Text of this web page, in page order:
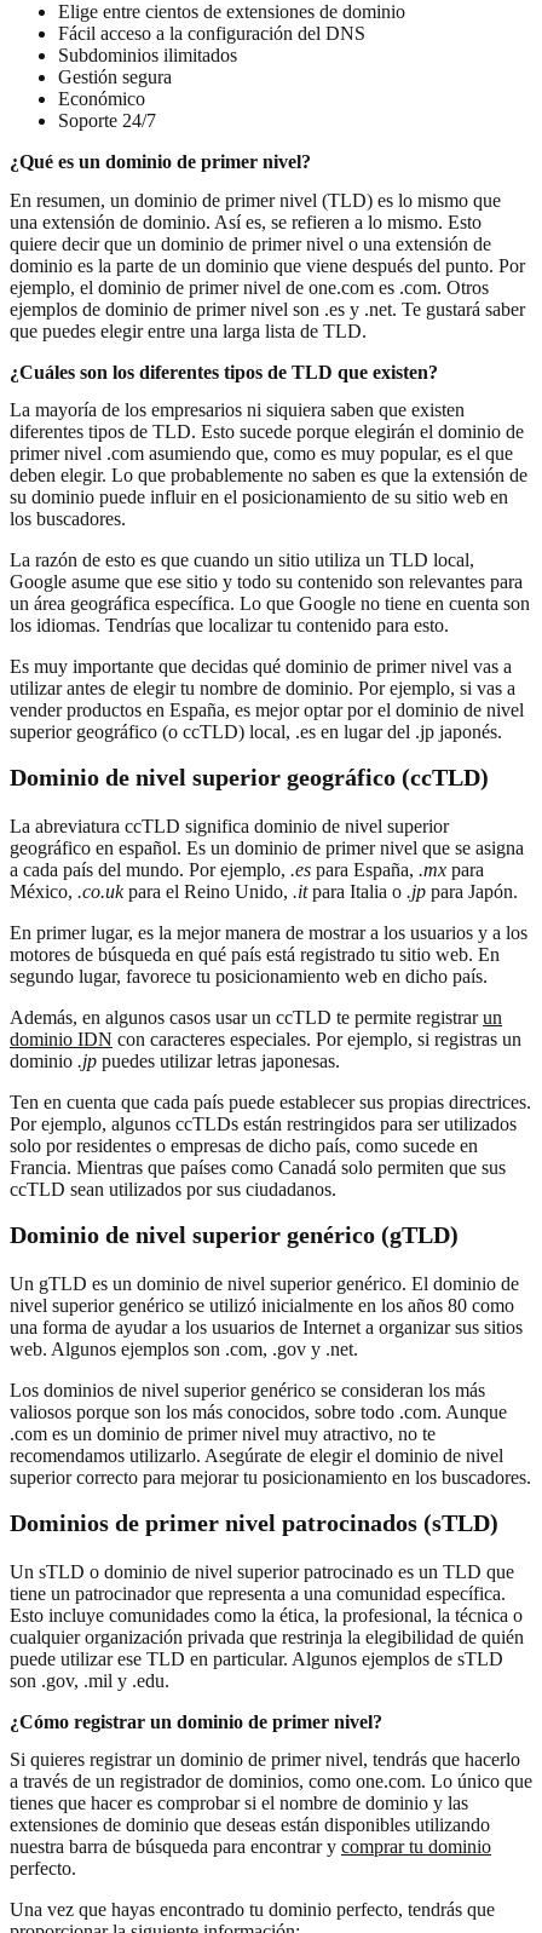
Elige entre cientos de extensiones de dominio
Fácil acceso a la configuración del DNS
Subdominios ilimitados
Gestión segura
Económico
Soporte 24/7
¿Qué es un dominio de primer nivel?
En resumen, un dominio de primer nivel (TLD) es lo mismo que
una extensión de dominio. Así es, se refieren a lo mismo. Esto
quiere decir que un dominio de primer nivel o una extensión de
dominio es la parte de un dominio que viene después del punto. Por
ejemplo, el dominio de primer nivel de one.com es .com. Otros
ejemplos de dominio de primer nivel son .es y .net. Te gustará saber
que puedes elegir entre una larga lista de TLD.
¿Cuáles son los diferentes tipos de TLD que existen?
La mayoría de los empresarios ni siquiera saben que existen
diferentes tipos de TLD. Esto sucede porque elegirán el dominio de
primer nivel .com asumiendo que, como es muy popular, es el que
deben elegir. Lo que probablemente no saben es que la extensión de
su dominio puede influir en el posicionamiento de su sitio web en
los buscadores.
La razón de esto es que cuando un sitio utiliza un TLD local,
Google asume que ese sitio y todo su contenido son relevantes para
un área geográfica específica. Lo que Google no tiene en cuenta son
los idiomas. Tendrías que localizar tu contenido para esto.
Es muy importante que decidas qué dominio de primer nivel vas a
utilizar antes de elegir tu nombre de dominio. Por ejemplo, si vas a
vender productos en España, es mejor optar por el dominio de nivel
superior geográfico (o ccTLD) local, .es en lugar del .jp japonés.
Dominio de nivel superior geográfico (ccTLD)
La abreviatura ccTLD significa dominio de nivel superior
geográfico en español. Es un dominio de primer nivel que se asigna
a cada país del mundo. Por ejemplo, .es para España, .mx para
México, .co.ukpara el Reino Unido, .itpara Italia o .jp para Japón.
En primer lugar, es la mejor manera de mostrar a los usuarios y a los
motores de búsqueda en qué país está registrado tu sitio web. En
segundo lugar, favorece tu posicionamiento web en dicho país.
Además, en algunos casos usar un ccTLD te permite registrarun
dominio IDN con caracteres especiales. Por ejemplo, si registras un
dominio .jp puedes utilizar letras japonesas.
Ten en cuenta que cada país puede establecer sus propias directrices.
Por ejemplo, algunos ccTLDs están restringidos para ser utilizados
solo por residentes o empresas de dicho país, como sucede en
Francia. Mientras que países como Canadá solo permiten que sus
ccTLD sean utilizados por sus ciudadanos.
Dominio de nivel superior genérico (gTLD)
Un gTLD es un dominio de nivel superior genérico. El dominio de
nivel superior genérico se utilizó inicialmente en los años 80 como
una forma de ayudar a los usuarios de Internet a organizar sus sitios
web. Algunos ejemplos son .com, .gov y .net.
Los dominios de nivel superior genérico se consideran los más
valiosos porque son los más conocidos, sobre todo .com. Aunque
.com es un dominio de primer nivel muy atractivo, no te
recomendamos utilizarlo. Asegúrate de elegir el dominio de nivel
superior correcto para mejorar tu posicionamiento en los buscadores.
Dominios de primer nivel patrocinados (sTLD)
Un sTLD o dominio de nivel superior patrocinado es un TLD que
tiene un patrocinador que representa a una comunidad específica.
Esto incluye comunidades como la ética, la profesional, la técnica o
cualquier organización privada que restrinja la elegibilidad de quién
puede utilizar ese TLD en particular. Algunos ejemplos de sTLD
son .gov, .mil y .edu.
¿Cómo registrar un dominio de primer nivel?
Si quieres registrar un dominio de primer nivel, tendrás que hacerlo
a través de un registrador de dominios, como one.com. Lo único que
tienes que hacer es comprobar si el nombre de dominio y las
extensiones de dominio que deseas están disponibles utilizando
nuestra barra de búsqueda para encontrar y comprar tu dominio
perfecto.
Una vez que hayas encontrado tu dominio perfecto, tendrás que